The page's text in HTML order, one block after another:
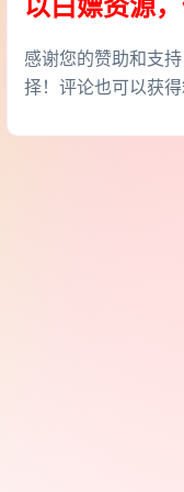
感谢您的赞助和支
择！评论也可以获